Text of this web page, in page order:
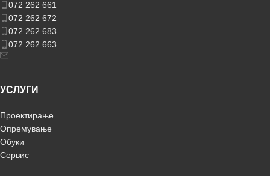
072 262 661
072 262 672
072 262 683
072 262 663
УСЛУГИ
Проектирање
Опремување
Обуки
Сервис